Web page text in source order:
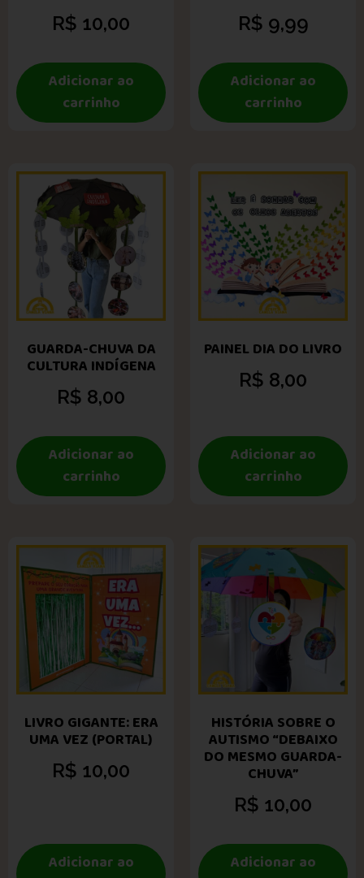
R$ 10,00
Adicionar ao
carrinho
R$ 9,99
Adicionar ao
carrinho
GUARDA-CHUVA DA
CULTURA INDÍGENA
R$ 8,00
Adicionar ao
carrinho
PAINEL DIA DO LIVRO
R$ 8,00
Adicionar ao
carrinho
LIVRO GIGANTE: ERA
UMA VEZ (PORTAL)
R$ 10,00
Adicionar ao
HISTÓRIA SOBRE O
AUTISMO “DEBAIXO
DO MESMO GUARDA-
CHUVA”
R$ 10,00
Adicionar ao